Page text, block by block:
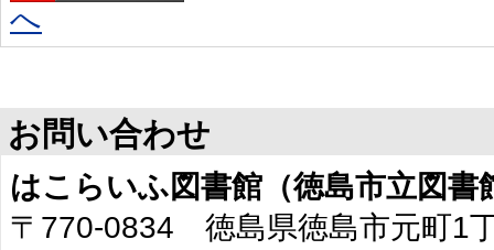
へ
お問い合わせ
はこらいふ図書館（徳島市立図書
〒770-0834 徳島県徳島市元町1